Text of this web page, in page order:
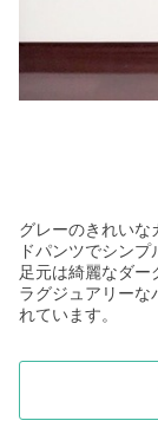
グレーのきれいな
ドパンツでシンプ
足元は綺麗なダー
ラグジュアリーな
れています。